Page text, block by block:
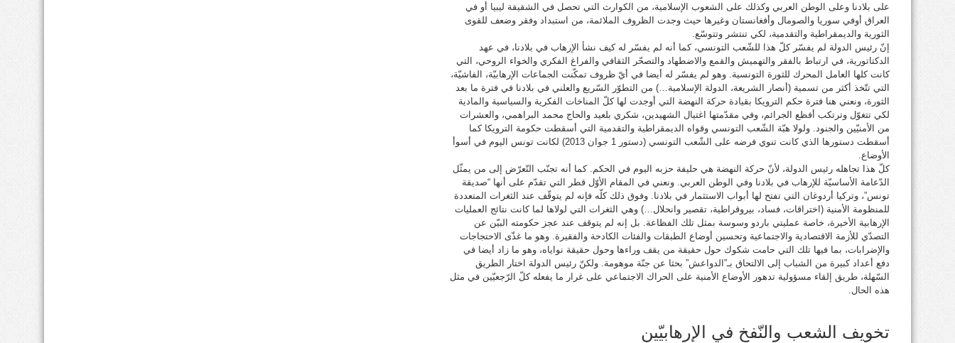
على بلادنا وعلى الوطن العربي وكذلك على الشعوب الإسلامية، من الكوارث التي تحصل في الشقيقة ليبيا أو في
العراق أوفي سوريا والصومال وأفغانستان وغيرها حيث وجدت الظروف الملائمة، من استبداد وفقر وضعف للقوى
الثورية والديمقراطية والتقدمية، لكي تنتشر وتتوسّع.
إنّ رئيس الدولة لم يفسّر كلّ هذا للشّعب التونسي، كما أنه لم يفسّر له كيف نشأ الإرهاب في بلادنا، في عهد
الدكتاتورية، في ارتباط بالفقر والتهميش والقمع والاضطهاد والتصحّر الثقافي والفراغ الفكري والخواء الروحي، التي
كانت كلها العامل المحرك للثورة التونسية. وهو لم يفسّر له أيضا في أيّ ظروف تمكّنت الجماعات الإرهابيّة، الفاشيّة،
التي تتّخذ أكثر من تسمية (أنصار الشريعة، الدولة الإسلامية…) من التطوّر السّريع والعلني في بلادنا في فترة ما بعد
الثورة، ونعني هنا فترة حكم الترويكا بقيادة حركة النهضة التي أوجدت لها كلّ المناخات الفكرية والسياسية والمادية
لكي تتغوّل وترتكب أفظع الجرائم، وفي مقدّمتها اغتيال الشهيدين، شكري بلعيد والحاج محمد البراهمي، والعشرات
من الأمنيّين والجنود. ولولا هبّة الشّعب التونسي وقواه الديمقراطية والتقدمية التي أسقطت حكومة الترويكا كما
أسقطت دستورها الذي كانت تنوي فرضه على الشّعب التونسي (دستور 1 جوان 2013) لكانت تونس اليوم في أسوأ
الأوضاع.
كلّ هذا تجاهله رئيس الدولة، لأنّ حركة النهضة هي حليفة حزبه اليوم في الحكم. كما أنه تجنّب التّعرّض إلى من يمثّل
الدّعامة الأساسيّة للإرهاب في بلادنا وفي الوطن العربي. ونعني في المقام الأوّل قطر التي تقدّم على أنها “صديقة
تونس”، وتركيا أردوغان التي تفتح لها أبواب الاستثمار في بلادنا. وفوق ذلك كلّه فإنه لم يتوقّف عند الثغرات المتعددة
للمنظومة الأمنية (اختراقات، فساد، بيروقراطية، تقصير وانحلال…) وهي الثغرات التي لولاها لما كانت نتائج العمليات
الإرهابية الأخيرة، خاصة عمليتي باردو وسوسة بمثل تلك الفظاعة. بل إنه لم يتوقف عند عجز حكومته البيّن عن
التصدّي للأزمة الاقتصادية والاجتماعية وتحسين أوضاع الطبقات والفئات الكادحة والفقيرة. وهو ما غذّى الاحتجاجات
والإضرابات، بما فيها تلك التي حامت شكوك حول حقيقة من يقف وراءها وحول حقيقة نواياه، وهو ما زاد أيضا في
دفع أعداد كبيرة من الشباب إلى الالتحاق بـ”الدواعش” بحثا عن جنّة موهومة. ولكنّ رئيس الدولة اختار الطريق
السّهلة، طريق إلقاء مسؤولية تدهور الأوضاع الأمنية على الحراك الاجتماعي على غرار ما يفعله كلّ الرّجعيّين في مثل
هذه الحال.
تخويف الشعب والنّفخ في الإرهابيّين